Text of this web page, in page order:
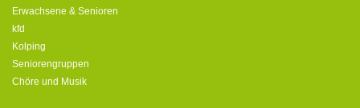
Erwachsene & Senioren
kfd
Kolping
Seniorengruppen
Chöre und Musik